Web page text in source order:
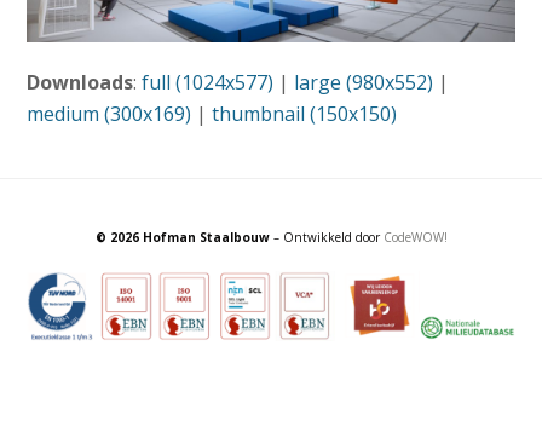
Downloads:full (1024x577) | large (980x552) |
medium (300x169) |thumbnail (150x150)
© 2026 Hofman Staalbouw– Ontwikkeld door CodeWOW!